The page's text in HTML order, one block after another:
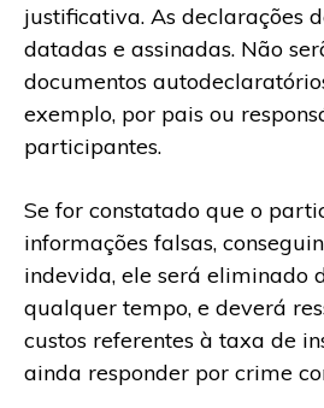
justificativa. As declarações
datadas e assinadas. Não
documentos
exemplo, por pais ou
participantes.
Se for constatado que o
informações falsas,
indevida, ele será eliminado
qualquer tempo, e deverá
custos referentes à taxa de
ainda responder por crime